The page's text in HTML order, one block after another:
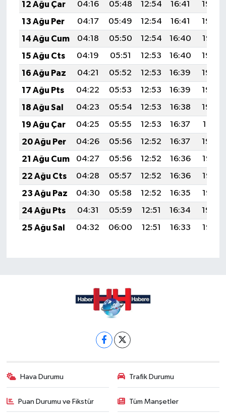
12 Ağu Çar
04:16 05:48 12:54 16:41
19:50
13 Ağu Per
04:17 05:49 12:54 16:41
19:48
14 Ağu Cum
04:18 05:50 12:54 16:40
19:47
15 Ağu Cts
04:19 05:51 12:53 16:40
19:46
16 Ağu Paz
04:21 05:52 12:53 16:39
19:45
17 Ağu Pts
04:22 05:53 12:53 16:39
19:43
18 Ağu Sal
04:23 05:54 12:53 16:38
19:42
19 Ağu Çar
04:25 05:55 12:53 16:37
19:41
20 Ağu Per
04:26 05:56 12:52 16:37
19:39
21 Ağu Cum
04:27 05:56 12:52 16:36
19:38
22 Ağu Cts
04:28 05:57 12:52 16:36
19:37
23 Ağu Paz
04:30 05:58 12:52 16:35
19:35
24 Ağu Pts
04:31 05:59 12:51 16:34
19:34
25 Ağu Sal
04:32 06:00 12:51 16:33 19:32
Hava Durumu Trafik Durumu
Puan Durumu ve Fikstür Tüm Manşetler